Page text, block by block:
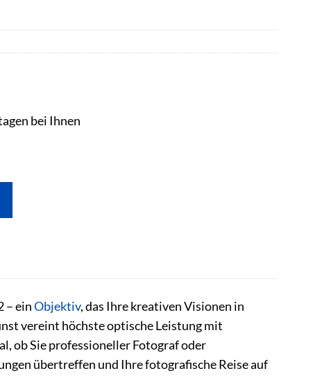
bei Ihnen
– einObjektiv, das Ihre kreativen Visionen in
vereint höchste optische Leistung mit
ob Sie professioneller Fotograf oder
übertreffen und Ihre fotografische Reise auf